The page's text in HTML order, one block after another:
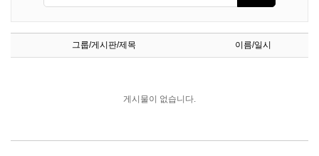
그룹/게시판/제목 이름/일시
게시물이 없습니다.